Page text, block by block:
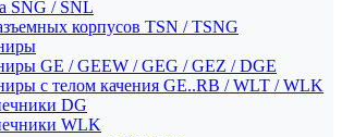
SNG / SNL
корпусов TSN / TSNG
GE / GEEW / GEG / GEZ / DGE
с телом качения GE..RB / WLT / WLK
DG
WLK